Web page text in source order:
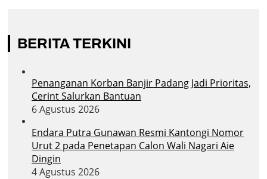
BERITA TERKINI
Penanganan Korban Banjir Padang Jadi Prioritas,
Cerint Salurkan Bantuan
6 Agustus 2026
Endara Putra Gunawan Resmi Kantongi Nomor
Urut 2 pada Penetapan Calon Wali Nagari Aie
Dingin
4 Agustus 2026